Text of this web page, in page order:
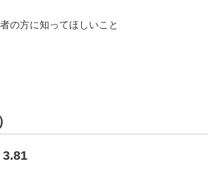
の方に知ってほしいこと
3.81